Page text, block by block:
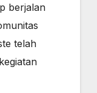
berjalan
telah